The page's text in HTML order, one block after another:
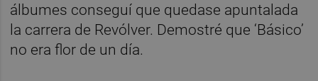
álbumes conseguí que quedase apuntalada
la carrera de Revólver. Demostré que ‘Básico’
no era flor de un día.